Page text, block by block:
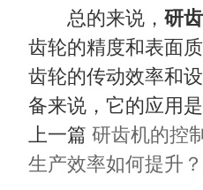
总的来说， 研
齿轮的精度和表面
齿轮的传动效率和
备来说，它的应用
上一篇 研齿机的控
生产效率如何提升